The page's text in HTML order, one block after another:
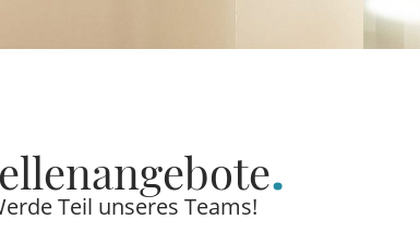
Teil unseres Teams!